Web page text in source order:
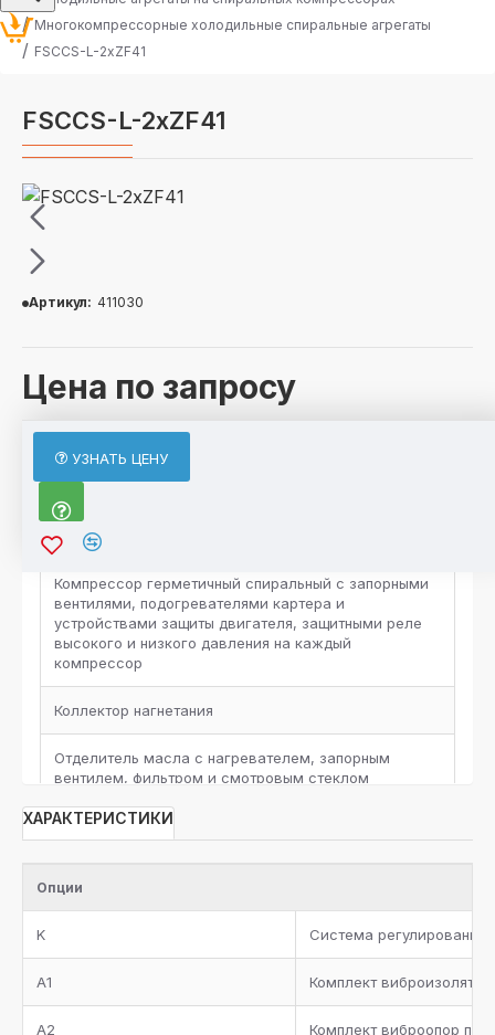
Многокомпрессорные холодильные спиральные агрегаты
FSCCS-L-2xZF41
FSCCS-L-2xZF41
Цена по запросу
Артикул: 411030
УЗНАТЬ ЦЕНУ
ОПИСАНИЕ
Базовый Состав
Компрессор герметичный спиральный с запорными
вентилями, подогревателями картера и
устройствами защиты двигателя, защитными реле
высокого и низкого давления на каждый
компрессор
Коллектор нагнетания
Отделитель масла с нагревателем, запорным
вентилем, фильтром и смотровым стеклом
Ресивер масла с запорными вентилями,
дифференциальным клапаном и запорным вентилем
всасывания. Запорный вентиль на линию подачи
ХАРАКТЕРИСТИКИ
Опции
K Система регулирования
A1 Комплект
A2 Комплект виброопор под